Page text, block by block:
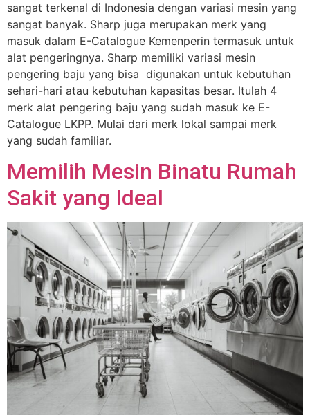
sangat terkenal di Indonesia dengan variasi mesin yang
sangat banyak. Sharp juga merupakan merk yang
masuk dalam E-Catalogue Kemenperin termasuk untuk
alat pengeringnya. Sharp memiliki variasi mesin
pengering baju yang bisa digunakan untuk kebutuhan
sehari-hari atau kebutuhan kapasitas besar. Itulah 4
merk alat pengering baju yang sudah masuk ke E-
Catalogue LKPP. Mulai dari merk lokal sampai merk
yang sudah familiar.
Memilih Mesin Binatu Rumah
Sakit yang Ideal